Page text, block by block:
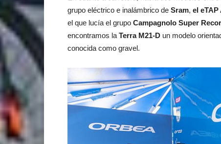
grupo eléctrico e inalámbrico de Sram, el eTAP
el que lucía el grupo Campagnolo Super
encontramos la Terra M21-D un modelo
conocida como gravel.